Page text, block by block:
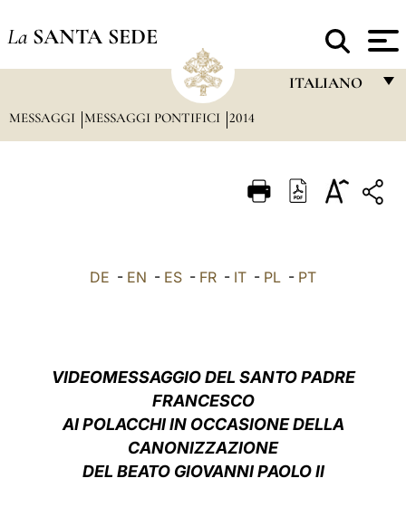
La SANTA SEDE
ITALIANO
ITALIANO
LATINE
MESSAGGI MESSAGGI PONTIFICI 2014
DE - EN - ES - FR - IT - PL - PT
VIDEOMESSAGGIO DEL SANTO PADRE
FRANCESCO
AI POLACCHI IN OCCASIONE DELLA
CANONIZZAZIONE
DEL BEATO GIOVANNI PAOLO II